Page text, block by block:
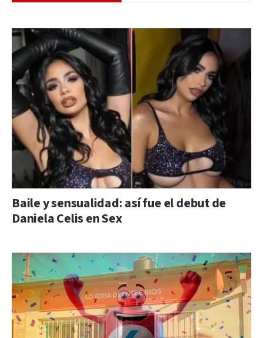
Baile y sensualidad: así fue el debut de
Daniela Celis en Sex